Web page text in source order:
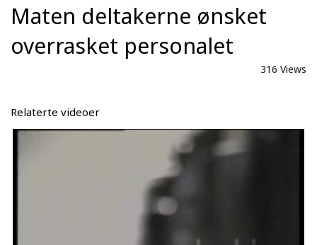
Maten deltakerne ønsket
overrasket personalet
316 Views
Relaterte videoer